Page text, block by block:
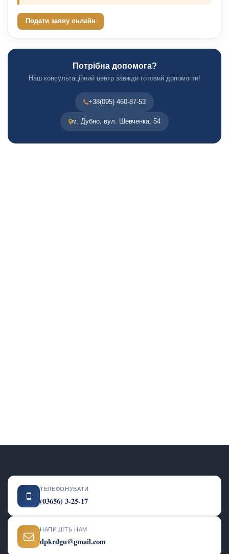
Подати заяву онлайн
Потрібна допомога?
Наш консультаційний центр завжди готовий допомогти!
+38(095) 460-87-53
м. Дубно, вул. Шевченка, 54
ТЕЛЕФОНУВАТИ
(03656) 3-25-17
НАПИШІТЬ НАМ
dpkrdgu@gmail.com